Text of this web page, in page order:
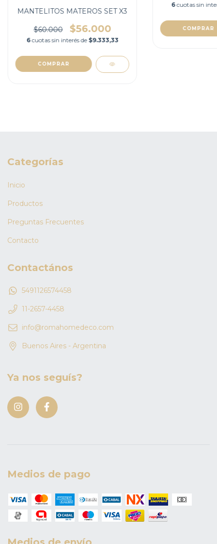
MANTELITOS MATEROS SET X3
$60.000 $56.000
6 cuotas sin interés de $9.333,33
6 cuotas sin
COMPRAR
Categorías
Inicio
Productos
Preguntas Frecuentes
Contacto
Contactános
5491126574458
11-2657-4458
info@romahomedeco.com
Buenos Aires - Argentina
Ya nos seguís?
Medios de pago